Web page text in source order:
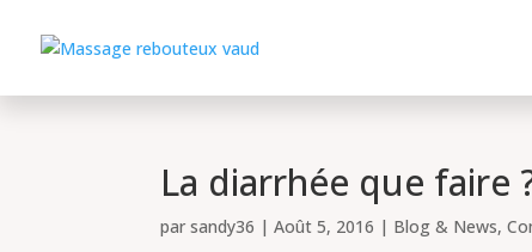
La diarrhée que faire
parsandy36 |Août 5, 2016 | Blog & News,